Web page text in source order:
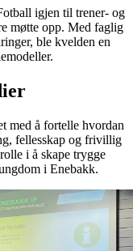
igjen til trener- og
møtte opp. Med faglig
ble kvelden en
med å fortelle hvordan
fellesskap og frivillig
i å skape trygge
i Enebakk.